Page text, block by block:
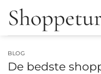
Fortsæt
BLOG
De bedste